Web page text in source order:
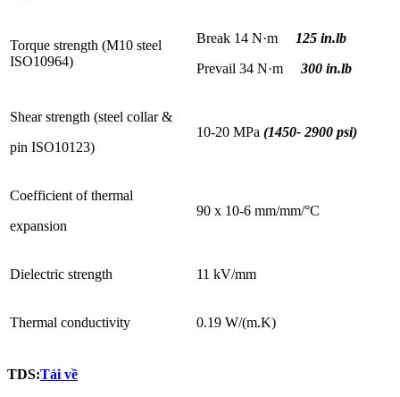
Torque strength (M10 steel
ISO10964)
Break 14 N·m
125 in.lb
Prevail 34 N·m 300 in.lb
Shear strength (steel collar &
pin ISO10123)
10-20 MPa (1450- 2900 psi)
Coefficient of thermal
expansion
90 x 10-6 mm/mm/°C
Dielectric strength 11 kV/mm
Thermal conductivity 0.19 W/(m.K)
TDS:Tải về